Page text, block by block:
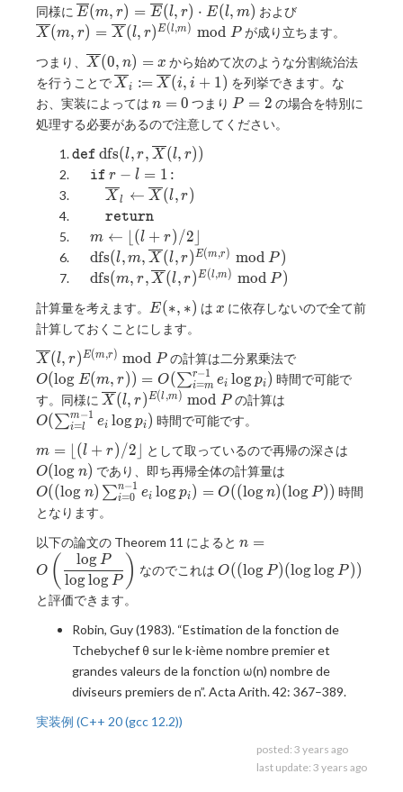
(l,r) \cdot
E(m, r)
(l, r) ^
{E(m,r)}
\bmod P
同様に \displaystyle
\overline{E}
(m,r) =
\overline{E}
(l,r) \cdot
E(l, m)
E(m, r) = E(l, r) ⋅ E(l, m) および\overline{X}
(m,r) =
(l, r) ^
{E(l,m)}
\bmod P
X (m, r) = X (l, r)E(l,m) mod P が成り立ちます。
つまり、 \overline{X}
(0,n)=x
X (0, n) = x から始めて次のような分割統治法
を行うことで\overline{X}_i
\coloneqq
\overline{X}
(i,i+1)
X i := X (i, i + 1) を列挙できます。な
お、実装によっては n=0
n = 0 つまり P=2
P = 2 の場合を特別に
処理する必要があるので注意してください。
\mathtt{def}
def \mathrm{dfs}
(l, r,
\overline{X}
(l, r))
dfs(l, r, X (l, r) )
\quad
\mathtt{if}
if r - l =
1\colon
r − l = 1 :
\quad\quad
\overline{X}_l
\gets
\overline{X}
(l, r)
X l ← X (l, r)
\quad\quad
\mathtt{return}
return
\quad
m\gets
\lfloor
(l + r) /
2\rfloor
m ← (l + r) /2
\quad
\mathrm{dfs}
(l, m,
\overline{X}
(l, r) ^
{E(m,r)}
\bmod P)
dfs(l, m, X (l, r)E(m,r) mod P )
\quad
\mathrm{dfs}
\overline{X}
(l, r) ^
{E(l,m)}
\bmod P)
dfs(m, r, X (l, r)E(l,m) mod P )
計算量を考えます。 E(\ast,\ast)
E(∗, ∗) は x
x に依存しないので全て前
計算しておくことにします。
\overline{X}
(l, r) ^
{E(m,r)}
\bmod P
X (l, r)E(m,r) mod P の計算は二分累乗法で
E(m,r))
m} ^ {r
\log
p_i)
O(log E(m, r) ) = O( ∑i=m
r−1
ei log pi ) 時間で可能で
す。同様に \overline{X}
(l, r) ^
{E(l,m)}
\bmod P
X (l, r)E(l ,m) mod P の計算は
- 1}e _
p_i)
O( ∑i=l
m−1
ei logpi ) 時間で可能です。
m =
\lfloor
(l + r) /
2\rfloor
m = (l + r) /2 として取っているので再帰の深さは
O(log n) であり、即ち再帰全体の計算量は
n) \sum
_ {i =
i \log p
_ i) =
P))
O((log n) ∑i=0
n−1
ei logpi ) = O((logn)(logP ) ) 時間
となります。
以下の論文の Theorem 11 によると n =
O\left(\dfrac{\log
P}{\log \log
n =
O ( loglog P
log P ) なのでこれはO((\log
P)(\log
O((logP)(loglog P ))
と評価できます。
Robin, Guy (1983). “Estimation de la fonction de
Tchebychef θ sur le k-ième nombre premier et
grandes valeurs de la fonction ω(n) nombre de
diviseurs premiers de n”. Acta Arith. 42: 367–389.
実装例 (C++ 20 (gcc 12.2))
posted: 3 years ago
last update: 3 years ago